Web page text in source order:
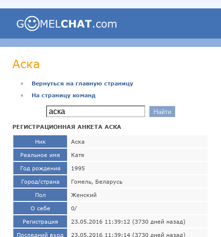
Аска
●
Вернуться на главную страницу
●
На страницу команд
РЕГИСТРАЦИОННАЯ АНКЕТА АСКА
Ник Аска
Реальное имя Катя
Год рождения 1995
Город/страна Гомель, Беларусь
Пол Женский
О себе 0/
Регистрация 23.05.2016 11:39:12 (3730 дней назад)
Последний вход 23.05.2016 11:39:14 (3730 дней назад)